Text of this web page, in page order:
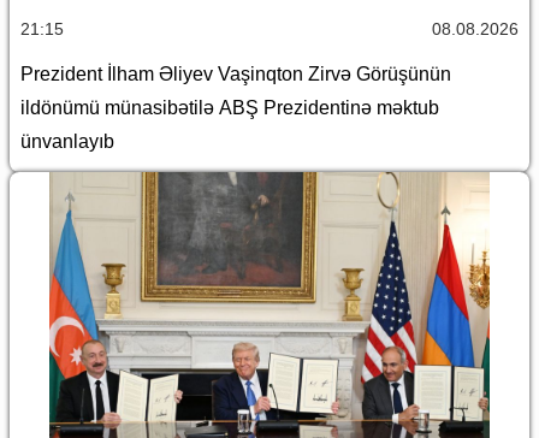
21:15 08.08.2026
Prezident İlham Əliyev Vaşinqton Zirvə Görüşünün
ildönümü münasibətilə ABŞ Prezidentinə məktub
ünvanlayıb